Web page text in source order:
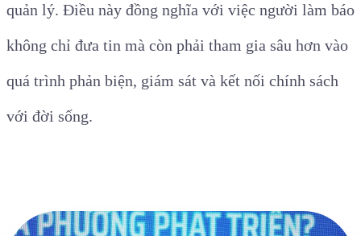
quản lý. Điều này đồng nghĩa với việc người làm báo
không chỉ đưa tin mà còn phải tham gia sâu hơn vào
quá trình phản biện, giám sát và kết nối chính sách
với đời sống.